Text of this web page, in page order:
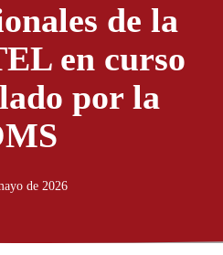
de la
en curso
por la
de 2026